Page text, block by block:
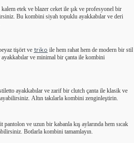
etek ve blazer ceket ile şık ve profesyonel bir
Bu kombini siyah topuklu ayakkabılar ve deri
tişört ve triko ile hem rahat hem de modern bir stil
ve minimal bir çanta ile kombini
ayakkabılar ve zarif bir clutch çanta ile klasik ve
Altın takılarla kombini zenginleştirin.
ve uzun bir kabanla kış aylarında hem sıcak
Botlarla kombini tamamlayın.